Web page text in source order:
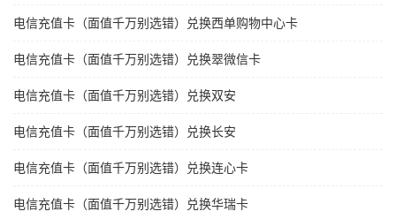
电信充值卡（面值千万别选错）兑换西单购物中心卡
电信充值卡（面值千万别选错）兑换翠微信卡
电信充值卡（面值千万别选错）兑换双安
电信充值卡（面值千万别选错）兑换长安
电信充值卡（面值千万别选错）兑换连心卡
电信充值卡（面值千万别选错）兑换华瑞卡